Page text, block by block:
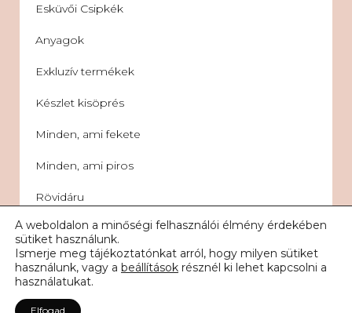
Esküvői Csipkék
Anyagok
Exkluzív termékek
Készlet kisöprés
Minden, ami fekete
Minden, ami piros
Rövidáru
Kiegészítők
Ruhák
INFORMÁCIÓK
A weboldalon a minőségi felhasználói élmény érdekében
sütiket használunk.
Ismerje meg tájékoztatónkat arról, hogy milyen sütiket
használunk, vagy a beállítások résznél ki lehet kapcsolni a
használatukat.
Elfogad